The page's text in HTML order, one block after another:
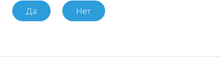
Да Нет